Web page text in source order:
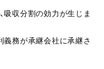
吸収分割の効力が生じま
義務が承継会社に承継さ